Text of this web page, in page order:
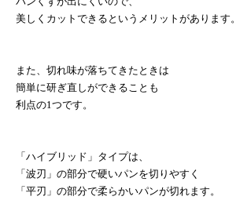
美しくカットできるというメリットがあります。
また、切れ味が落ちてきたときは
簡単に研ぎ直しができることも
利点の1 つです。
「ハイブリッド」タイプは、
「波刃」の部分で硬いパンを切りやすく
「平刃」の部分で柔らかいパンが切れます。